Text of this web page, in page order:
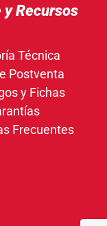
y Recursos
Técnica
Postventa
y Fichas
Frecuentes